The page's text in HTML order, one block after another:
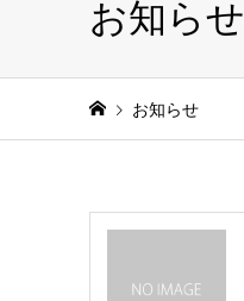
お知らせ
お知らせ